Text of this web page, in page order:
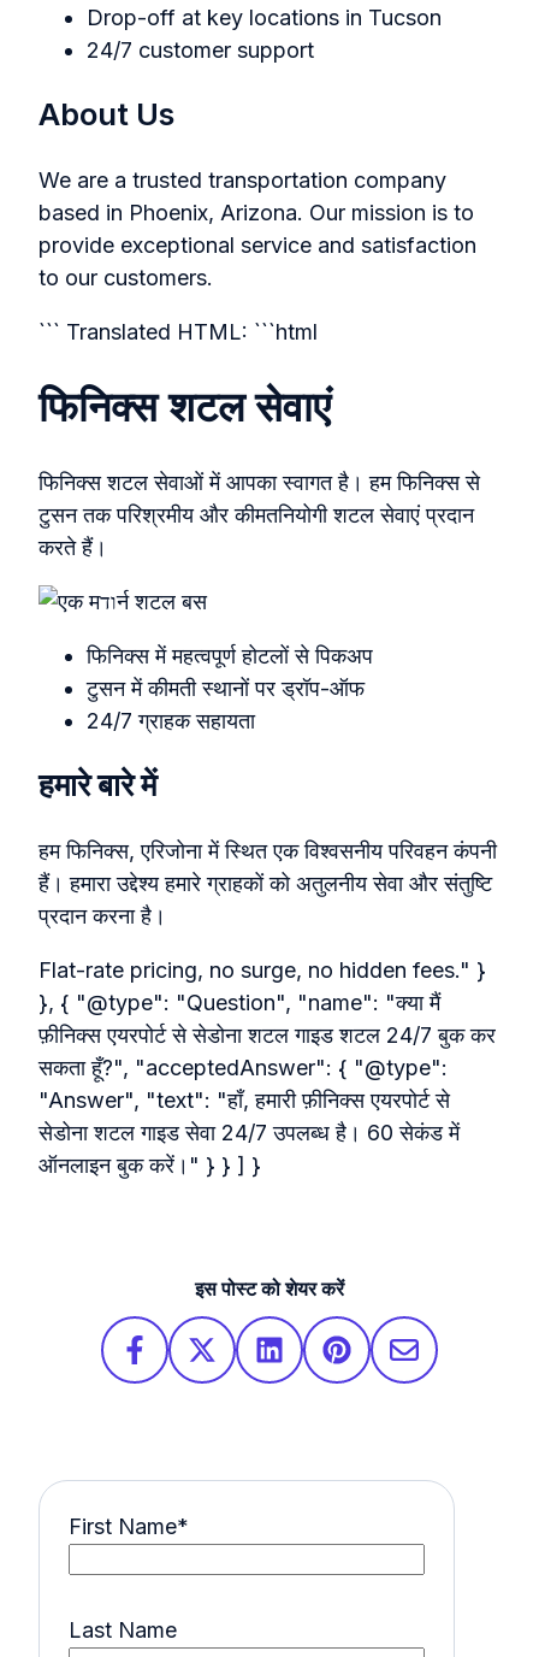
Drop-off at key locations in Tucson
24/7 customer support
About Us
We are a trusted transportation company
based in Phoenix, Arizona. Our mission is to
provide exceptional service and satisfaction
to our customers.
``` Translated HTML: ```html
फिनिक्स शटल सेवाएं
फिनिक्स शटल सेवाओं में आपका स्वागत है। हम फिनिक्स से
टुसन तक परिश्रमीय और कीमतनियोगी शटल सेवाएं प्रदान
करते हैं।
फिनिक्स में महत्वपूर्ण होटलों से पिकअप
टुसन में कीमती स्थानों पर ड्रॉप-ऑफ
24/7 ग्राहक सहायता
हमारे बारे में
हम फिनिक्स, एरिजोना में स्थित एक विश्वसनीय परिवहन कंपनी
हैं। हमारा उद्देश्य हमारे ग्राहकों को अतुलनीय सेवा और संतुष्टि
प्रदान करना है।
Flat-rate pricing, no surge, no hidden fees." }
}, { "@type": "Question", "name": "क्या मैं
फ़ीनिक्स एयरपोर्ट से सेडोना शटल गाइड शटल 24/7 बुक कर
सकता हूँ?", "acceptedAnswer": { "@type":
"Answer", "text": "हाँ, हमारी फ़ीनिक्स एयरपोर्ट से
सेडोना शटल गाइड सेवा 24/7 उपलब्ध है। 60 सेकंड में
ऑनलाइन बुक करें।" } } ] }
इस पोस्ट को शेयर करें
First Name*
Last Name